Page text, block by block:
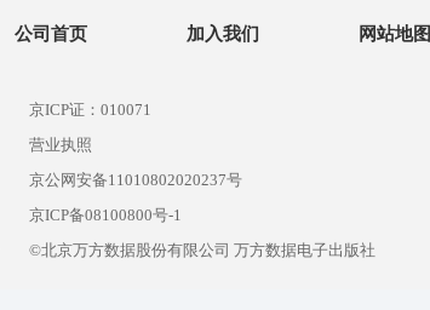
公司首页 加入我们 网站地图
京ICP证：010071
营业执照
京公网安备11010802020237号
京ICP备08100800号-1
©北京万方数据股份有限公司 万方数据电子出版社